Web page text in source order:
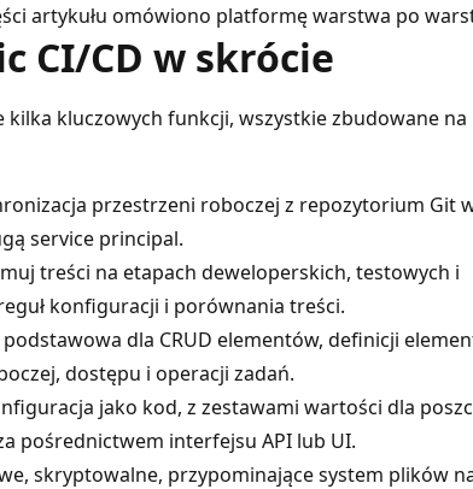
artykułu omówiono platformę warstwa po
CI/CD w skrócie
kluczowych funkcji, wszystkie zbudowane na
przestrzeni roboczej z repozytorium Git
service principal.
treści na etapach deweloperskich, testowych i
konfiguracji i porównania treści.
dla CRUD elementów, definicji
dostępu i operacji zadań.
jako kod, z zestawami wartości dla
pośrednictwem interfejsu API lub UI.
skryptowalne, przypominające system plików